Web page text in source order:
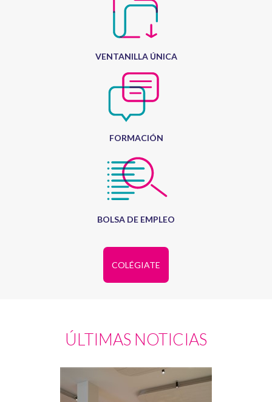
VENTANILLA ÚNICA
FORMACIÓN
BOLSA DE EMPLEO
COLÉGIATE
ÚLTIMAS NOTICIAS